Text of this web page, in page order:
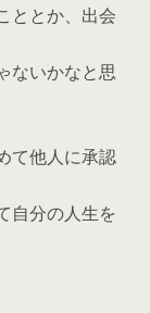
ととか、出会
ないかなと思
て他人に承認
自分の人生を